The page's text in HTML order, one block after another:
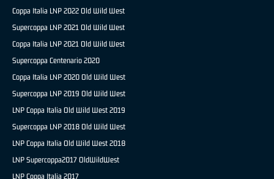
Coppa Italia LNP 2022 Old Wild West
Supercoppa LNP 2021 Old Wild West
Coppa Italia LNP 2021 Old Wild West
Supercoppa Centenario 2020
Coppa Italia LNP 2020 Old Wild West
Supercoppa LNP 2019 Old Wild West
LNP Coppa Italia Old Wild West 2019
Supercoppa LNP 2018 Old Wild West
LNP Coppa Italia Old Wild West 2018
LNP Supercoppa2017 OldWildWest
LNP Coppa Italia 2017